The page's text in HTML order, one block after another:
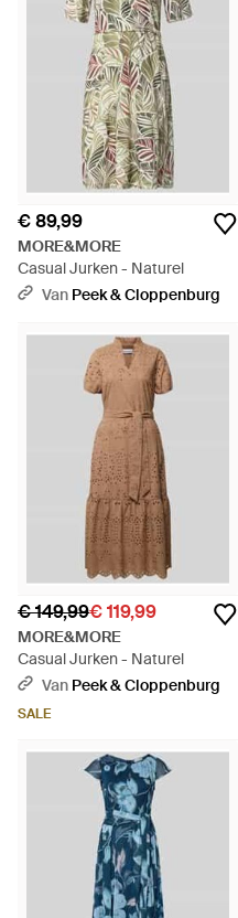
€ 89,99
MORE&MORE
Casual Jurken - Naturel
Van Peek & Cloppenburg
€ 149,99€ 119,99
MORE&MORE
Casual Jurken - Naturel
Van Peek & Cloppenburg
SALE